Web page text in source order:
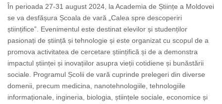
În perioada 27-31 august 2024, la Academia de Științe a Moldovei
se va desfășura Școala de vară „Calea spre descoperiri
științifice”. Evenimentul este destinat elevilor și studenților
pasionați de știință și tehnologie și este organizat cu scopul de a
promova activitatea de cercetare științifică și de a demonstra
impactul științei și inovațiilor asupra vieții cotidiene și bunăstării
sociale. Programul Școlii de vară cuprinde prelegeri din diverse
domenii, precum medicina, nanotehnologiile, tehnologiile
informaționale, ingineria, biologia, științele sociale, economice și